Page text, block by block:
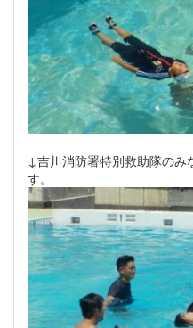
↓吉川消防署特別救助隊のみ
す。